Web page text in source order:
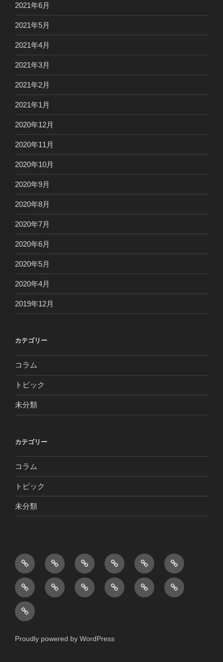
2021年6月
2021年5月
2021年4月
2021年3月
2021年2月
2021年1月
2020年12月
2020年11月
2020年10月
2020年9月
2020年8月
2020年7月
2020年6月
2020年5月
2020年4月
2019年12月
カテゴリー
コラム
トピック
未分類
カテゴリー
コラム
トピック
未分類
ホ
ー
ム
ト
ピ
ッ
ク・
ム
店
舗
紹
介・
セ
メ
ニ
ュ
ー
団
体
観
光
文
弥
人
形
宴
会
コ
ー
オ
ー
お
土
販
貸
し
ア
ク
コ
ン
與
左
Proudly powered by WordPress